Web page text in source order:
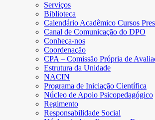
Serviços
Biblioteca
Calendário Acadêmico Cursos
Canal de Comunicação do DPO
Conheça-nos
Coordenação
CPA – Comissão Própria de
Estrutura da Unidade
NACIN
Programa de Iniciação Científica
Núcleo de Apoio Psicopedagógico
Regimento
Responsabilidade Social